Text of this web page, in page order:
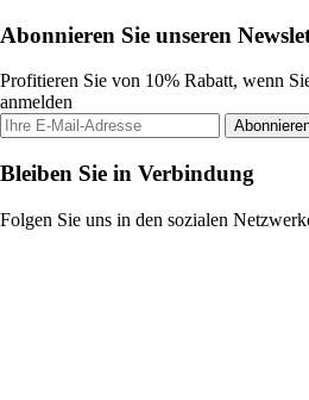
Abonnieren Sie unseren
Profitieren Sie von 10% Rabatt, wenn
anmelden
Bleiben Sie in Verbindung
Folgen Sie uns in den sozialen